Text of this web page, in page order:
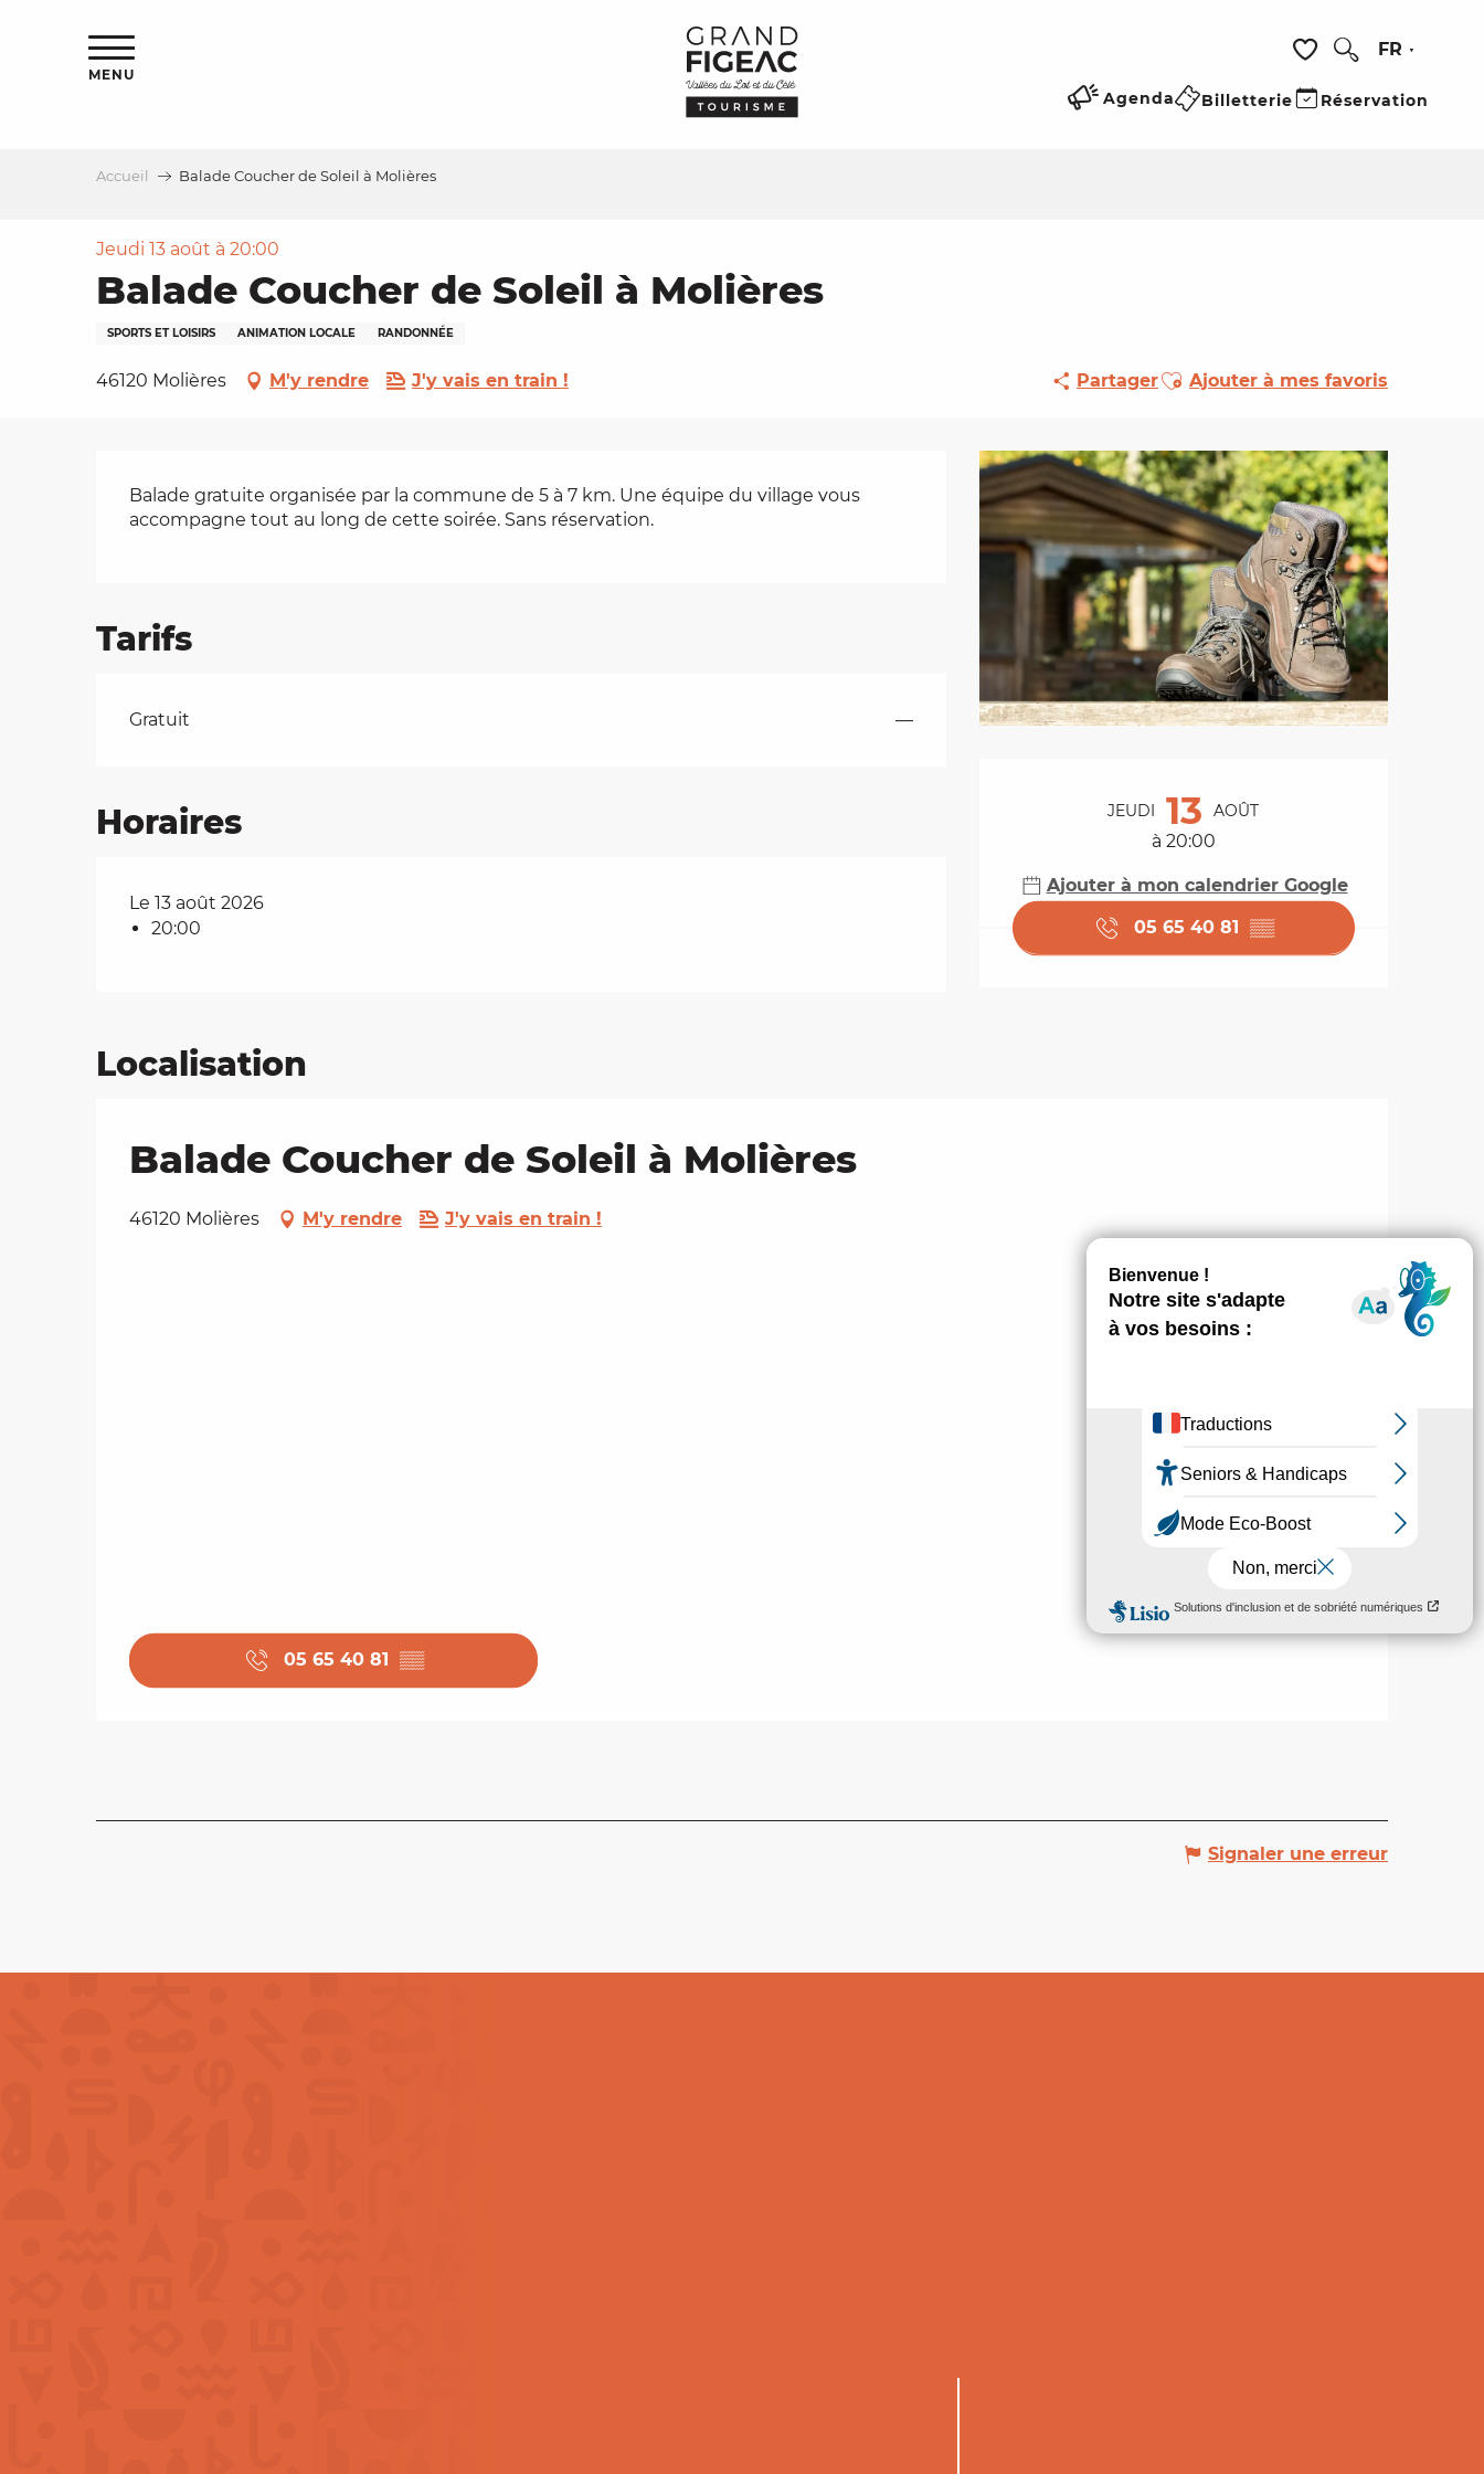
Voir les favoris
FR
MENU
Agenda Billetterie Réservation
Accueil Balade Coucher de Soleil à Molières
Jeudi 13 août à 20:00
Balade Coucher de Soleil à Molières
SPORTS ET LOISIRS ANIMATION LOCALE RANDONNÉE
46120 Molières M'y rendre J'y vais en train ! PartagerAjouter aux favoris
Ajouter à mes favoris
Ouverture et
JEUDI 13 AOÛT
à 20:00
Ajouter à mon calendrier Google
05 65 40 81 ▒▒
Description
Balade gratuite organisée par la commune de 5 à 7 km. Une équipe du village vous
accompagne tout au long de cette soirée. Sans réservation.
Tarifs
Tarifs 2026
Gratuit —
Horaires
Le 13 août 2026
20:00
Localisation
Balade Coucher de Soleil à Molières
46120 Molières M'y rendre J'y vais en train !
05 65 40 81 ▒▒
Signaler une erreur